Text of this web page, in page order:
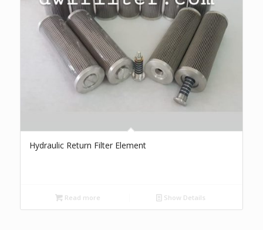
Hydraulic Return Filter Element
Read more Show Details